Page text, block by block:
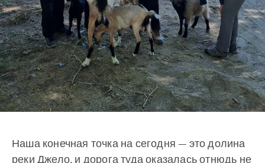
Наша конечная точка на сегодня — это долина
реки Джело, и дорога туда оказалась отнюдь не